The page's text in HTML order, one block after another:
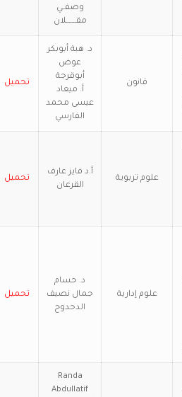
وصفــي
مقـــــــلان
قانون
د. هبة أبوبكر
عوض
أبوقرجة
أ. ميعاد
عيسى محمد
الفارسي
تحميل
علوم تربوية
أ.د فايز عارف
القرعان
تحميل
علوم إدارية
د. حسام
جمال نصيف
الدحدوح
تحميل
Randa
Abdullatif